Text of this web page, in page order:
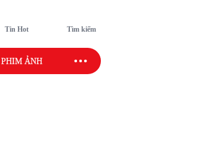
Tin Hot Tìm kiếm
PHIM ẢNH SAO SPORT